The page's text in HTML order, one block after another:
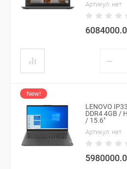
Артикул: нет
−
New!
LENOVO
DDR4 4GB /
/ 15.6"
Артикул: нет